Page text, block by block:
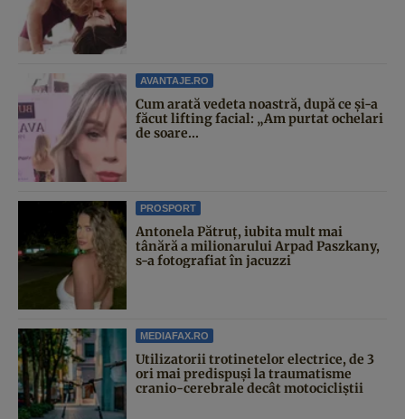
AVANTAJE.RO
Cum arată vedeta noastră, după ce și-a
făcut lifting facial: „Am purtat ochelari
de soare...
PROSPORT
Antonela Pătruț, iubita mult mai
tânără a milionarului Arpad Paszkany,
s-a fotografiat în jacuzzi
MEDIAFAX.RO
Utilizatorii trotinetelor electrice, de 3
ori mai predispuși la traumatisme
cranio-cerebrale decât motocicliștii